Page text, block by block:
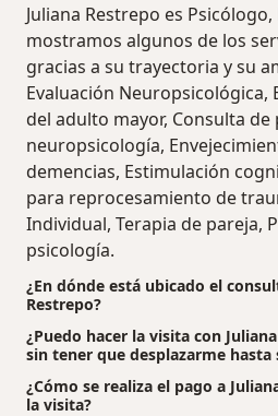
Juliana Restrepo es
mostramos algunos de los
gracias a su trayectoria y su
Evaluación Neuropsicológica,
del adulto mayor, Consulta
neuropsicología,
demencias, Estimulación
para reprocesamiento de
Individual, Terapia de pareja,
psicología.
¿En dónde está ubicado el
Restrepo?
¿Puedo hacer la visita con
sin tener que desplazarme
¿Cómo se realiza el pago a
la visita?